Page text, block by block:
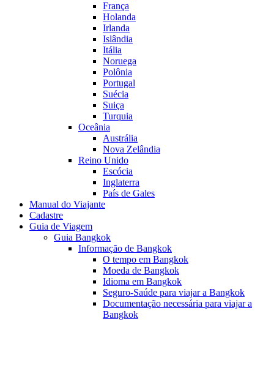
França
Holanda
Irlanda
Islândia
Itália
Noruega
Polônia
Portugal
Suécia
Suiça
Turquia
Oceânia
Austrália
Nova Zelândia
Reino Unido
Escócia
Inglaterra
País de Gales
Manual do Viajante
Cadastre
Guia de Viagem
Guia Bangkok
Informação de Bangkok
O tempo em Bangkok
Moeda de Bangkok
Idioma em Bangkok
Seguro-Saúde para viajar a Bangkok
Documentação necessária para viajar a
Bangkok